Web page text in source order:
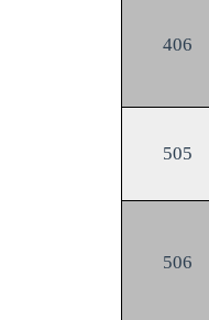
406
505
506